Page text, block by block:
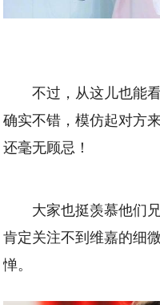
不过，从这儿也能
确实不错，模仿起对方
还毫无顾忌！
大家也挺羡慕他们
肯定关注不到维嘉的细
惮。